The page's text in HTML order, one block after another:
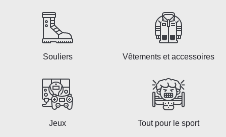
Souliers Vêtements et accessoires
Jeux Tout pour le sport